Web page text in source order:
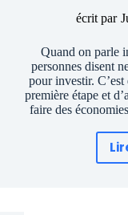
écrit par
Quand on parle
personnes disent
pour investir.
première étape et
faire des